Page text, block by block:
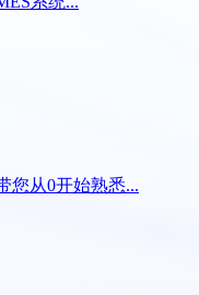
您从0开始熟悉...